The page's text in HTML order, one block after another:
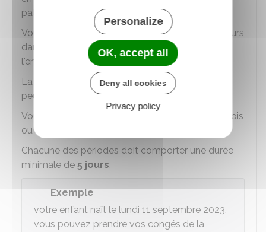
paternité et d'accueil de l'enfant.
Vous devez prendreimpérativement
ces 21 jours
dans les
6 mois qui suivent la naissance
l'enfant.
La seconde période de votre congé de 21 jours
peut être fractionnée.
Vous pouvez prendre ces 21 jours en une seule fois
ou en 2 périodes au plus.
Chacune des périodes doit comporter une durée
minimale de 5 jours.
Exemple
votre enfant naît le lundi 11 septembre 2023,
vous pouvez prendre vos congés de la
Personalize
OK, accept all
Deny all cookies
Privacy policy